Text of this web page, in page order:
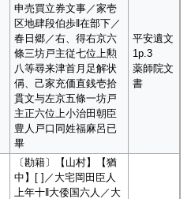
申売買立券文事／家壱
区地肆段伯歩‖在部下／
春日郷／右、得右京六
條三坊戸主従七位上勲
八等尋来津首月足解状
偁、己家充価直銭壱拾
貫文与左京五條一坊戸
主正六位上小治田朝臣
豊人戸口同姓福麻呂已
畢
平安遺文
1p.3
薬師院文
書
〔勘籍〕【山村】【猶
中】[ ]／大宅岡田臣人
上年十‖大倭国六人／大